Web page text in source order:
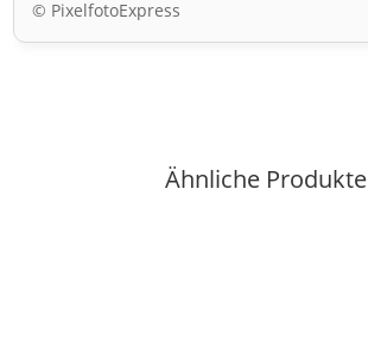
© PixelfotoExpress
Ähnliche Produkte